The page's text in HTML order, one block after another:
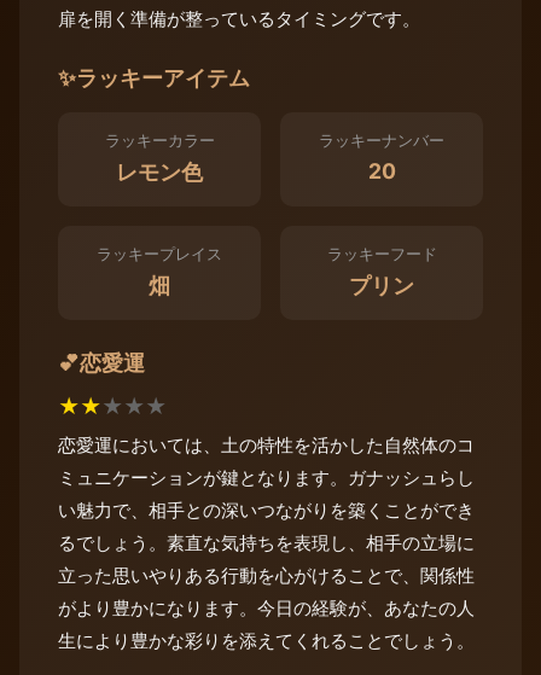
扉を開く準備が整っているタイミングです。
✨ラッキーアイテム
ラッキーカラー
レモン色
ラッキーナンバー
20
ラッキープレイス
畑
ラッキーフード
プリン
💕恋愛運
★★★★★
恋愛運においては、土の特性を活かした自然体のコ
ミュニケーションが鍵となります。ガナッシュらし
い魅力で、相手との深いつながりを築くことができ
るでしょう。素直な気持ちを表現し、相手の立場に
立った思いやりある行動を心がけることで、関係性
がより豊かになります。今日の経験が、あなたの人
生により豊かな彩りを添えてくれることでしょう。